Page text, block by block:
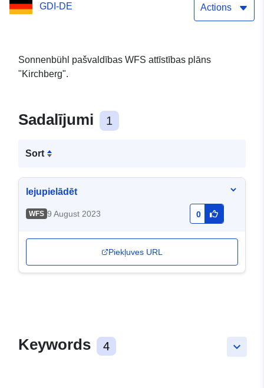
GDI-DE Actions
Sonnenbühl pašvaldības WFS attīstības plāns
"Kirchberg".
Sadalījumi 1
Sort
lejupielādēt
WFS 9 August 2023 0
Piekļuves URL
keyboard_arrow_down
Keywords 4